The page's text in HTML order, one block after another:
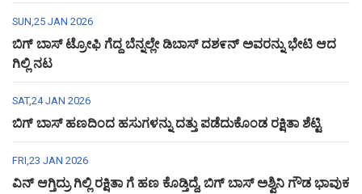
SUN,25 JAN 2026
ಬಿಗ್ ಬಾಸ್ ಟ್ರೋಫಿ ಗೆದ್ದ ಬೆನ್ನಲ್ಲೇ ಡಿಬಾಸ್ ದಶ೯ನ್ ಅವರನ್ನು ಭೇಟಿ ಆದ
ಗಿಲ್ಲಿ ನಟ
SAT,24 JAN 2026
ಬಿಗ್ ಬಾಸ್ ಹಣದಿಂದ ಹಸುಗಳನ್ನು ದತ್ತು ಪಡೆದುಕೊಂಡ ರಕ್ಷಿತಾ ಶೆಟ್ಟಿ
FRI,23 JAN 2026
ವಿನ್ ಆಗ್ತಿದ್ರು ಗಿಲ್ಲಿ ರಕ್ಷಿತಾ ಗೆ ಹಣ ಕೊಡ್ತಿದ್ದೆ, ಬಿಗ್ ಬಾಸ್ ಅಶ್ವಿನಿ ಗೌಡ ಭಾವುಕ